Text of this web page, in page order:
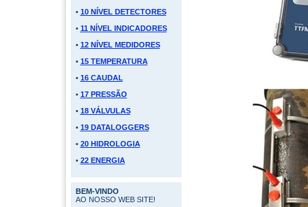
• 10 NÍVEL DETECTORES
• 11 NÍVEL INDICADORES
• 12 NÍVEL MEDIDORES
• 15 TEMPERATURA
• 16 CAUDAL
• 17 PRESSÃO
• 18 VÁLVULAS
• 19 DATALOGGERS
• 20 HIDROLOGIA
• 22 ENERGIA
BEM-VINDO
AO NOSSO WEB SITE!